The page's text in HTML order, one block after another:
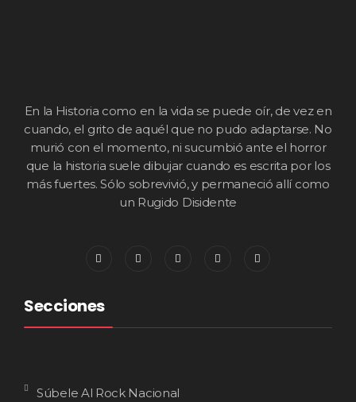
En la Historia como en la vida se puede oír, de vez en
cuando, el grito de aquél que no pudo adaptarse. No
murió con el momento, ni sucumbió ante el horror
que la historia suele dibujar cuando es escrita por los
más fuertes. Sólo sobrevivió, y permaneció allí como
un Rugido Disidente
Secciones
Súbele Al Rock Nacional